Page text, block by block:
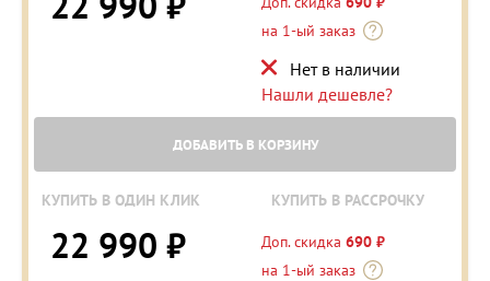
на 1-ый заказ
Нет в наличии
Нашли дешевле?
ДОБАВИТЬ В КОРЗИНУ
КУПИТЬ В ОДИН КЛИК КУПИТЬ В РАССРОЧКУ
22 990 ₽ Доп. скидка 690 ₽
на 1-ый заказ